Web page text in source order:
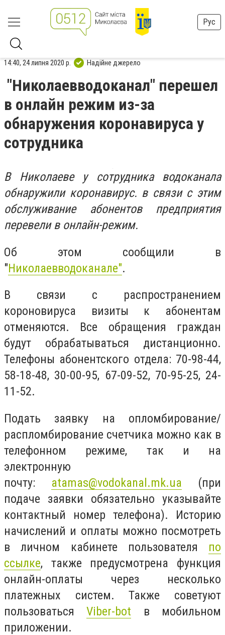
Рус
14:40, 24 липня 2020 р. Надійне джерело
"Николаевводоканал" перешел
в онлайн режим из-за
обнаружения коронавируса у
сотрудника
В Николаеве у сотрудника водоканала
обнаружили коронавирус. в связи с этим
обслуживание абонентов предприятия
перевели в онлайн-режим.
Об этом сообщили в
"Николаевводоканале".
В связи с распространением
короновируса визиты к абонентам
отменяются. Все обращения граждан
будут обрабатываться дистанционно.
Телефоны абонентского отдела: 70-98-44,
58-18-48, 30-00-95, 67-09-52, 70-95-25, 24-
11-52.
Подать заявку на опломбирование/
распломбирование счетчика можно как в
телефонном режиме, так и на
электронную
почту: atamas@vodokanal.mk.ua (при
подаче заявки обязательно указывайте
контактный номер телефона). Историю
начислений и оплаты можно посмотреть
в личном кабинете пользователя по
ссылке, также предусмотрена функция
онлайн-оплаты через несколько
платежных систем. Также советуют
пользоватьсяViber-bot в мобильном
приложении.